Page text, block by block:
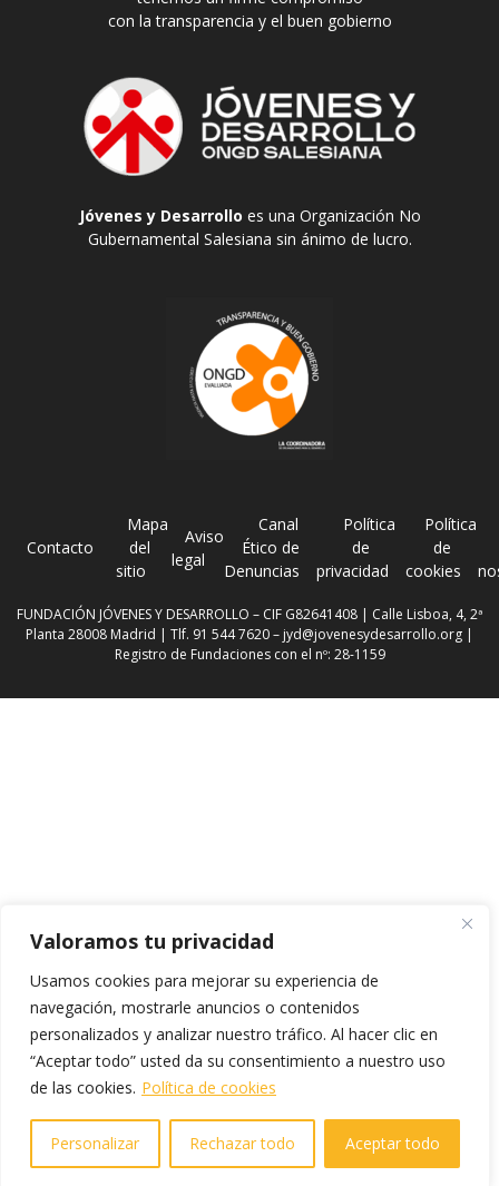
Valoramos tu privacidad
Usamos cookies para mejorar su experiencia de
navegación, mostrarle anuncios o contenidos
personalizados y analizar nuestro tráfico. Al hacer clic en
“Aceptar todo” usted da su consentimiento a nuestro uso
de las cookies. Política de cookies
Personalizar Rechazar todo Aceptar todo
con la transparencia y el buen gobierno
Jóvenes y Desarrollo es una Organización No
Gubernamental Salesiana sin ánimo de lucro.
Contacto
Mapa
del
sitio
Aviso
legal
Canal
Ético de
Denuncias
Política
de
privacidad
Política
de
cookies
FUNDACIÓN JÓVENES Y DESARROLLO – CIF G82641408 | Calle Lisboa, 4, 2ª
Planta 28008 Madrid | Tlf. 91 544 7620 – jyd@jovenesydesarrollo.org |
Registro de Fundaciones con el nº: 28-1159